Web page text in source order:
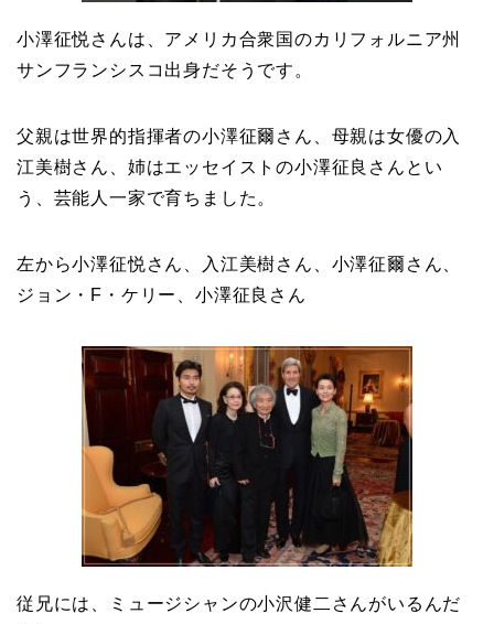
小澤征悦さんは、アメリカ合衆国のカリフォルニア州
サンフランシスコ出身だそうです。
父親は世界的指揮者の小澤征爾さん、母親は女優の入
江美樹さん、姉はエッセイストの小澤征良さんとい
う、芸能人一家で育ちました。
左から小澤征悦さん、入江美樹さん、小澤征爾さん、
ジョン・F・ケリー、小澤征良さん
従兄には、ミュージシャンの小沢健二さんがいるんだ